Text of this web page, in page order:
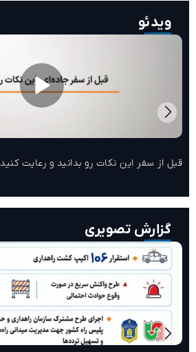
ویدئو
قبل از سفر این نکات رو بدانید و رعایت کنید ‌
گزارش تصویری